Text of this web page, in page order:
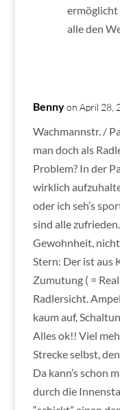
ermöglicht
alle den
Benny on April 28,
Wachmannstr. /
man doch als
Problem? In der
wirklich
oder ich seh’s
sind alle
Gewohnheit,
Stern: Der ist aus
Zumutung ( =
Radlersicht.
kaum auf,
Alles ok!! Viel
Strecke selbst,
Da kann’s schon
durch die